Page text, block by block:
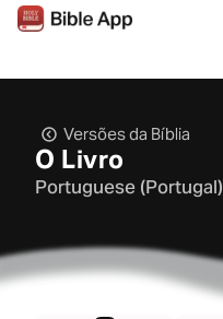
Versões da Bíblia
O Livro
Portuguese (Portugal)